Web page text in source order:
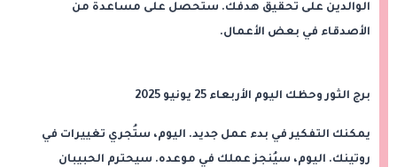
الوالدين على تحقيق هدفك. ستحصل على مساعدة من
الأصدقاء في بعض الأعمال.
برج الثور وحظك اليوم الأربعاء 25 يونيو 2025
يمكنك التفكير في بدء عمل جديد. اليوم، ستُجري تغييرات في
روتينك. اليوم، سيُنجز عملك في موعده. سيحترم الحبيبان